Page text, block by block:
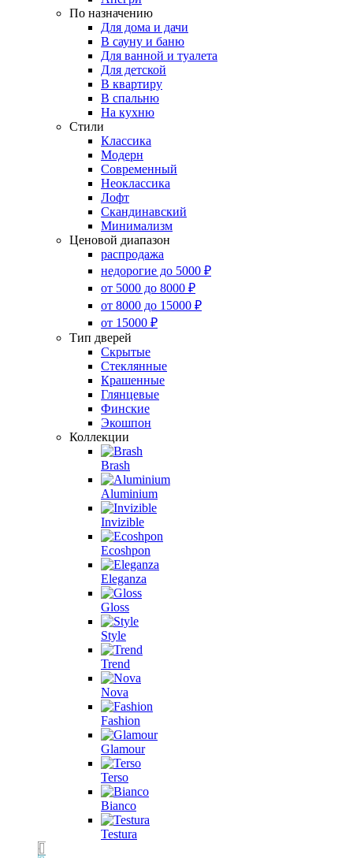
По назначению
Для дома и дачи
В сауну и баню
Для ванной и туалета
Для детской
В квартиру
В спальню
На кухню
Стили
Классика
Модерн
Современный
Неоклассика
Лофт
Скандинавский
Минимализм
Ценовой диапазон
распродажа
недорогие до 5000 ₽
от 5000 до 8000 ₽
от 8000 до 15000 ₽
от 15000 ₽
Тип дверей
Скрытые
Стеклянные
Крашенные
Глянцевые
Финские
Экошпон
Коллекции
Brash
Aluminium
Invizible
Ecoshpon
Eleganza
Gloss
Style
Trend
Nova
Fashion
Glamour
Terso
Bianco
Testura